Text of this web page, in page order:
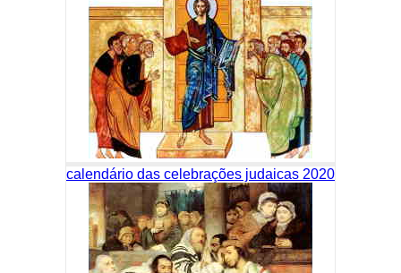
calendário das celebrações judaicas 2020